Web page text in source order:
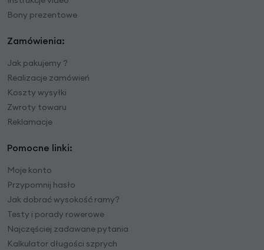
Bony prezentowe
Zamówienia:
Jak pakujemy ?
Realizacje zamówień
Koszty wysyłki
Zwroty towaru
Reklamacje
Pomocne linki:
Moje konto
Przypomnij hasło
Jak dobrać wysokość ramy?
Testy i porady rowerowe
Najczęściej zadawane pytania
Kalkulator długości szprych